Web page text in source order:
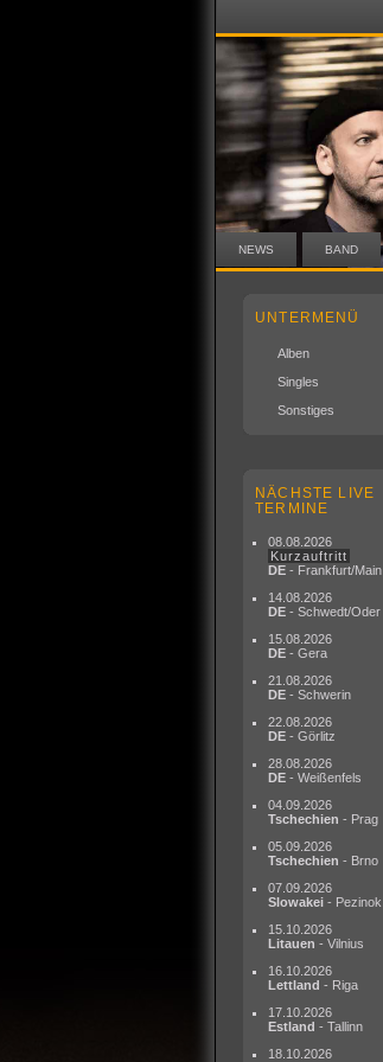
NEWS BAND
UNTERMENÜ
Alben
Singles
Sonstiges
NÄCHSTE LIVE
TERMINE
08.08.2026
Kurzauftritt
DE - Frankfurt/Main
14.08.2026
DE - Schwedt/Oder
15.08.2026
DE - Gera
21.08.2026
DE - Schwerin
22.08.2026
DE - Görlitz
28.08.2026
DE - Weißenfels
04.09.2026
Tschechien - Prag
05.09.2026
Tschechien - Brno
07.09.2026
Slowakei - Pezinok
15.10.2026
Litauen - Vilnius
16.10.2026
Lettland - Riga
17.10.2026
Estland - Tallinn
18.10.2026